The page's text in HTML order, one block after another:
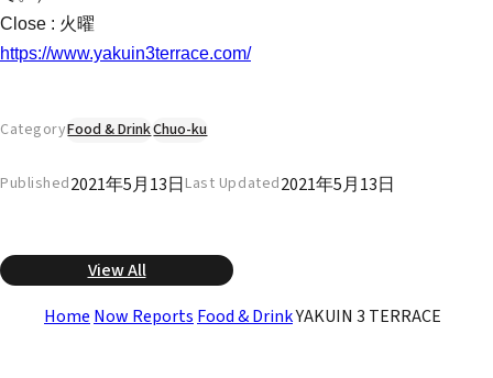
Close : 火曜
https://www.yakuin3terrace.com/
CategoryFood & DrinkChuo-ku
Published2021年5月13日Last Updated2021年5月13日
View All
Home Now Reports Food & DrinkYAKUIN 3 TERRACE